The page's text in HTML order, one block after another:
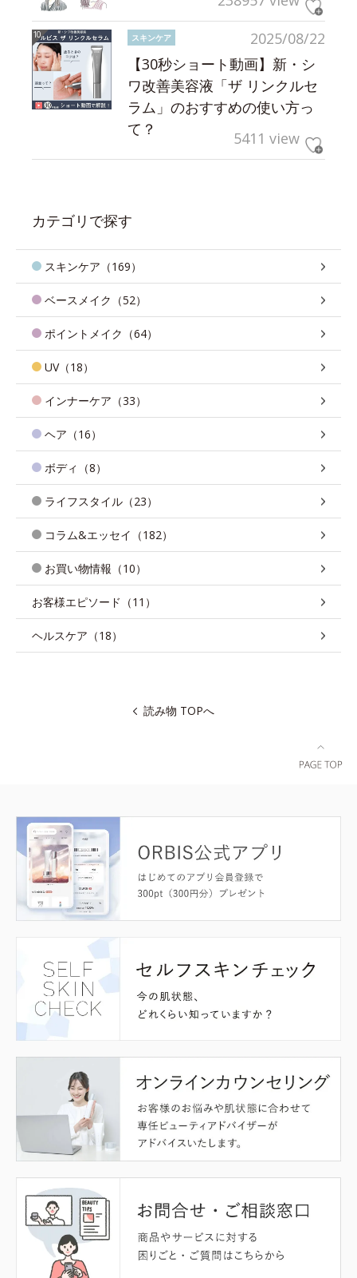
2025/08/22
スキンケア
【30秒ショート動画】新・シ
ワ改善美容液「ザ リンクルセ
ラム」のおすすめの使い方っ
て？
5411 view
カテゴリで探す
スキンケア（169）
ベースメイク（52）
ポイントメイク（64）
UV（18）
インナーケア（33）
ヘア（16）
ボディ（8）
ライフスタイル（23）
コラム&エッセイ（182）
お買い物情報（10）
お客様エピソード（11）
ヘルスケア（18）
読み物 TOPへ